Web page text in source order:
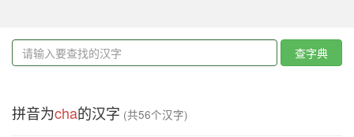
查字典
拼音为cha的汉字 (共56个汉字)